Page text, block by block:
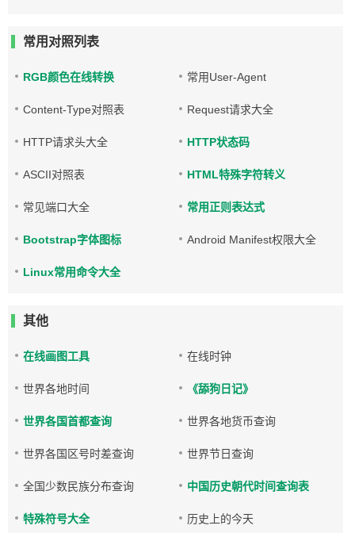
常用对照列表
RGB颜色在线转换 常用User-Agent
Content-Type对照表 Request请求大全
HTTP请求头大全 HTTP状态码
ASCII对照表 HTML特殊字符转义
常见端口大全 常用正则表达式
Bootstrap字体图标 Android Manifest权限大全
Linux常用命令大全
其他
在线画图工具 在线时钟
世界各地时间 《舔狗日记》
世界各国首都查询 世界各地货币查询
世界各国区号时差查询 世界节日查询
全国少数民族分布查询 中国历史朝代时间查询表
特殊符号大全 历史上的今天